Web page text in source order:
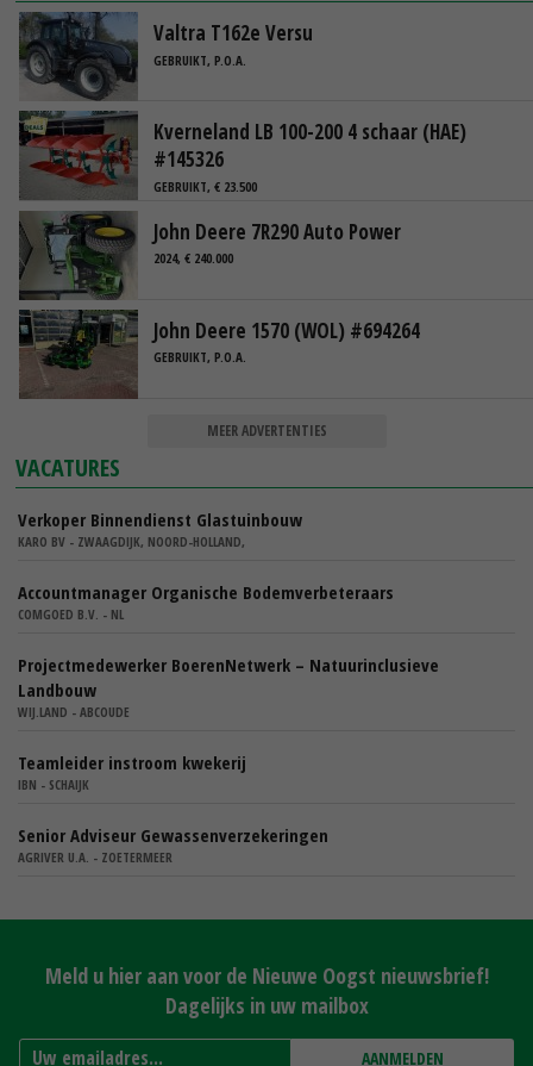
Valtra T162e Versu
GEBRUIKT, P.O.A.
Kverneland LB 100-200 4 schaar (HAE)
#145326
GEBRUIKT, € 23.500
John Deere 7R290 Auto Power
2024, € 240.000
John Deere 1570 (WOL) #694264
GEBRUIKT, P.O.A.
MEER ADVERTENTIES
VACATURES
Verkoper Binnendienst Glastuinbouw
KARO BV - ZWAAGDIJK, NOORD-HOLLAND,
Accountmanager Organische Bodemverbeteraars
COMGOED B.V. - NL
Projectmedewerker BoerenNetwerk – Natuurinclusieve
Landbouw
WIJ.LAND - ABCOUDE
Teamleider instroom kwekerij
IBN - SCHAIJK
Senior Adviseur Gewassenverzekeringen
AGRIVER U.A. - ZOETERMEER
Meld u hier aan voor de Nieuwe Oogst nieuwsbrief!
Dagelijks in uw mailbox
AANMELDEN